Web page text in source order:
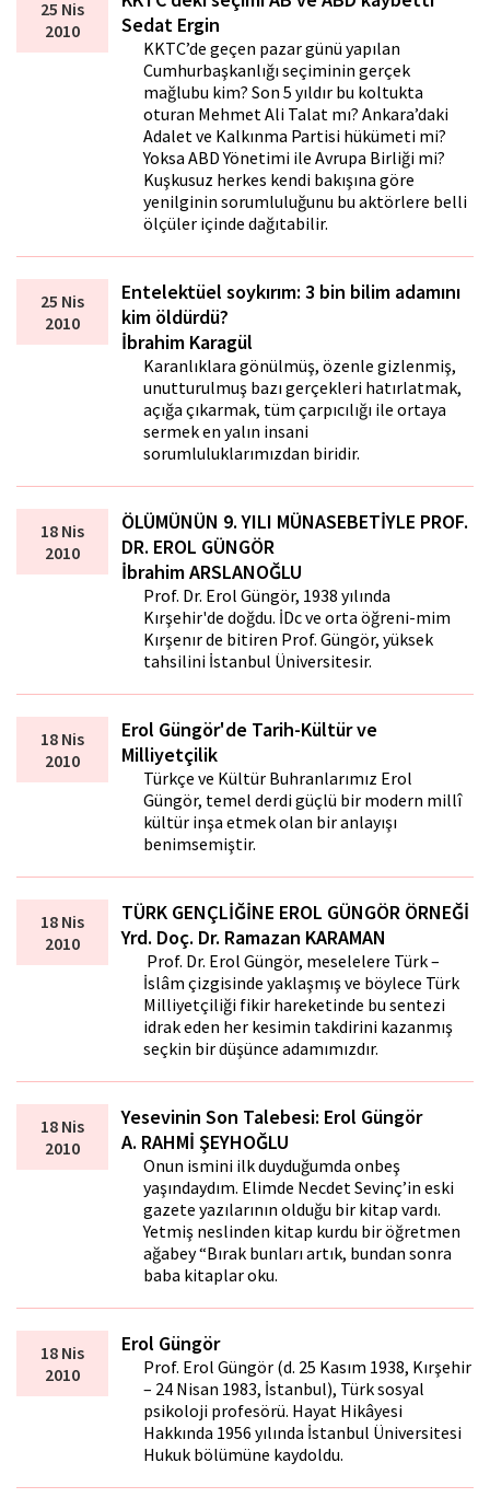
25 Nis
2010
Sedat Ergin
KKTC’de geçen pazar günü yapılan
Cumhurbaşkanlığı seçiminin gerçek
mağlubu kim? Son 5 yıldır bu koltukta
oturan Mehmet Ali Talat mı? Ankara’daki
Adalet ve Kalkınma Partisi hükümeti mi?
Yoksa ABD Yönetimi ile Avrupa Birliği mi?
Kuşkusuz herkes kendi bakışına göre
yenilginin sorumluluğunu bu aktörlere belli
ölçüler içinde dağıtabilir.
25 Nis
2010
Entelektüel soykırım: 3 bin bilim adamını
kim öldürdü?
İbrahim Karagül
Karanlıklara gönülmüş, özenle gizlenmiş,
unutturulmuş bazı gerçekleri hatırlatmak,
açığa çıkarmak, tüm çarpıcılığı ile ortaya
sermek en yalın insani
sorumluluklarımızdan biridir.
18 Nis
2010
ÖLÜMÜNÜN 9. YILI MÜNASEBETİYLE PROF.
DR. EROL GÜNGÖR
İbrahim ARSLANOĞLU
Prof. Dr. Erol Güngör, 1938 yılında
Kırşehir'de doğdu. İDc ve orta öğreni-mim
Kırşenır de bitiren Prof. Güngör, yüksek
tahsilini İstanbul Üniversitesir.
18 Nis
2010
Erol Güngör'de Tarih-Kültür ve
Milliyetçilik
Türkçe ve Kültür Buhranlarımız Erol
Güngör, temel derdi güçlü bir modern millî
kültür inşa etmek olan bir anlayışı
benimsemiştir.
18 Nis
2010
TÜRK GENÇLİĞİNE EROL GÜNGÖR ÖRNEĞİ
Yrd. Doç. Dr. Ramazan KARAMAN
Prof. Dr. Erol Güngör, meselelere Türk –
İslâm çizgisinde yaklaşmış ve böylece Türk
Milliyetçiliği fikir hareketinde bu sentezi
idrak eden her kesimin takdirini kazanmış
seçkin bir düşünce adamımızdır.
18 Nis
2010
Yesevinin Son Talebesi: Erol Güngör
A. RAHMİ ŞEYHOĞLU
Onun ismini ilk duyduğumda onbeş
yaşındaydım. Elimde Necdet Sevinç’in eski
gazete yazılarının olduğu bir kitap vardı.
Yetmiş neslinden kitap kurdu bir öğretmen
ağabey “Bırak bunları artık, bundan sonra
baba kitaplar oku.
18 Nis
2010
Erol Güngör
Prof. Erol Güngör (d. 25 Kasım 1938, Kırşehir
– 24 Nisan 1983, İstanbul), Türk sosyal
psikoloji profesörü. Hayat Hikâyesi
Hakkında 1956 yılında İstanbul Üniversitesi
Hukuk bölümüne kaydoldu.